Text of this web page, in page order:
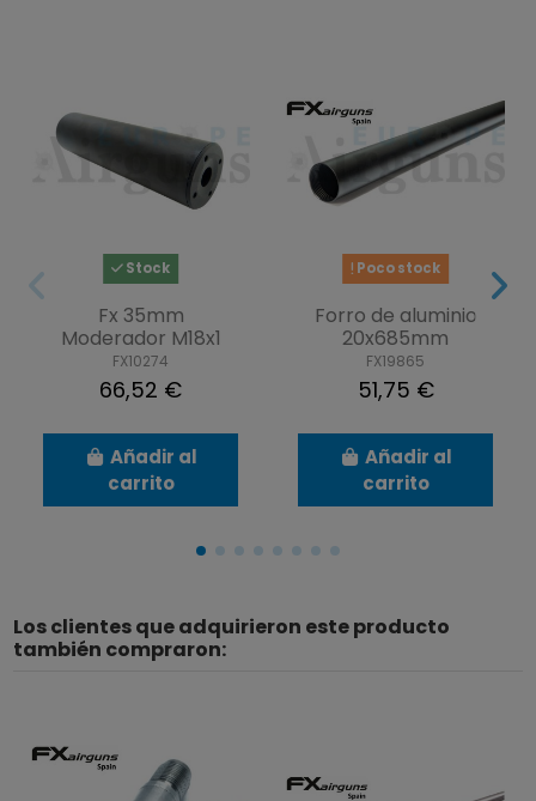
Stock
Fx 35mm
Moderador M18x1
FX10274
66,52 €
Añadir al
carrito
Poco stock
Forro de aluminio
20x685mm
FX19865
51,75 €
Añadir al
carrito
Los clientes que adquirieron este producto
también compraron: